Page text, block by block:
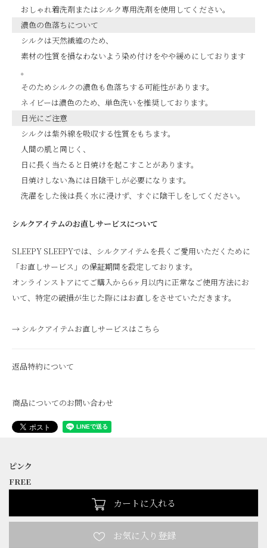
おしゃれ着洗剤またはシルク専用洗剤を使用してください。
濃色の色落ちについて
シルクは天然繊維のため、
素材の性質を損なわないよう染め付けをやや緩めにしております
。
そのためシルクの濃色も色落ちする可能性があります。
ネイビーは濃色のため、単色洗いを推奨しております。
日光にご注意
シルクは紫外線を吸収する性質をもちます。
人間の肌と同じく、
日に長く当たると日焼けを起こすことがあります。
日焼けしない為には日陰干しが必要になります。
洗濯をした後は長く水に浸けず、すぐに陰干しをしてください。
シルクアイテムのお直しサービスについて
SLEEPY SLEEPYでは、シルクアイテムを長くご愛用いただくために
「お直しサービス」の保証期間を設定しております。
オンラインストアにてご購入から6ヶ月以内に正常なご使用方法にお
いて、特定の破損が生じた際にはお直しをさせていただきます。
→ シルクアイテムお直しサービスはこちら
返品特約について
商品についてのお問い合わせ
ピンク
FREE
カートに入れる